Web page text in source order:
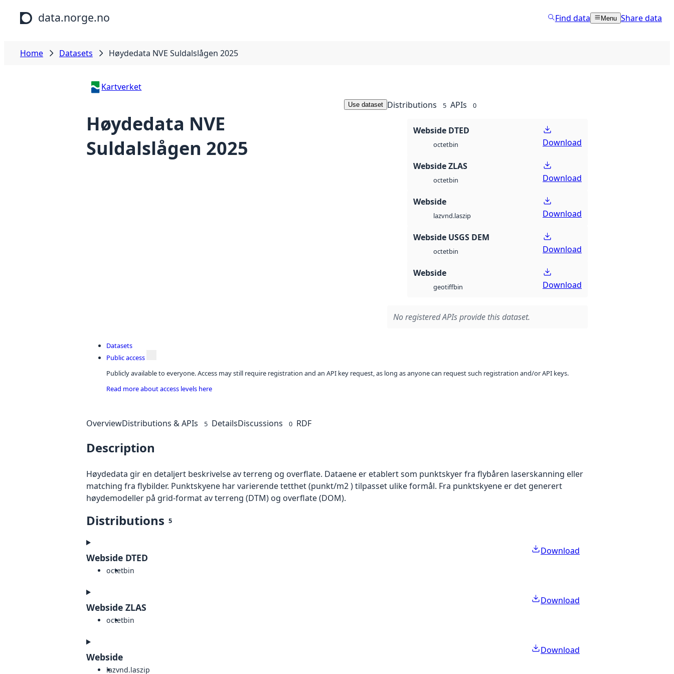
Skip to main content
data.norge.no Find data Menu Share data
Home Datasets Høydedata NVE Suldalslågen 2025
Kartverket
Høydedata NVE
Suldalslågen 2025
Use dataset Distributions 5 APIs 0
Webside DTED
octetbin Download
Webside ZLAS
octetbin Download
Webside
lazvnd.laszip Download
Webside USGS DEM
octetbin Download
Webside
geotiffbin Download
No registered APIs provide this dataset.
Datasets
Public access
Publicly available to everyone. Access may still require registration and an API key request, as long as anyone can request such registration and/or API keys.
Read more about access levels here
OverviewDistributions & APIs 5 DetailsDiscussions 0 RDF
Description
Høydedata gir en detaljert beskrivelse av terreng og overflate. Dataene er etablert som punktskyer fra flybåren laserskanning eller
matching fra flybilder. Punktskyene har varierende tetthet (punkt/m2 ) tilpasset ulike formål. Fra punktskyene er det generert
høydemodeller på grid-format av terreng (DTM) og overflate (DOM).
Distributions 5
Webside DTED
octetbin
Download
Webside ZLAS
octetbin
Download
Webside
lazvnd.laszip
Download